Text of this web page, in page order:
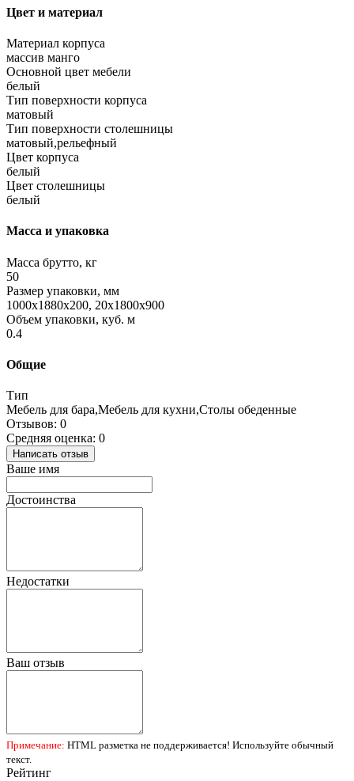
Цвет и материал
Материал корпуса
массив манго
Основной цвет мебели
белый
Тип поверхности корпуса
матовый
Тип поверхности столешницы
матовый,рельефный
Цвет корпуса
белый
Цвет столешницы
белый
Масса и упаковка
Масса брутто, кг
50
Размер упаковки, мм
1000x1880x200, 20x1800x900
Объем упаковки, куб. м
0.4
Общие
Тип
Мебель для бара,Мебель для кухни,Столы обеденные
Отзывов: 0
Средняя оценка: 0
Написать отзыв
Ваше имя
Достоинства
Недостатки
Ваш отзыв
Примечание: HTML разметка не поддерживается! Используйте обычный
текст.
Рейтинг